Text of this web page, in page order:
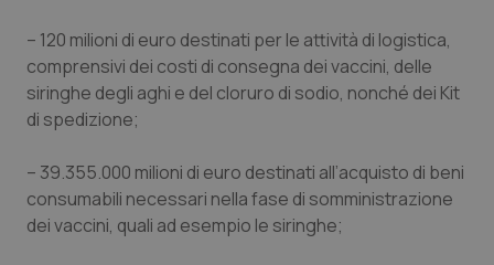
Quotidiano Cardiologia
Quotidiano Chirurgia
Quotidiano Oncologia
Quotidiano Pediatria
– 120 milioni di euro destinati per le attività di logistica,
comprensivi dei costi di consegna dei vaccini, delle
siringhe degli aghi e del cloruro di sodio, nonché dei Kit
di spedizione;
– 39.355.000 milioni di euro destinati all’acquisto di beni
consumabili necessari nella fase di somministrazione
dei vaccini, quali ad esempio le siringhe;